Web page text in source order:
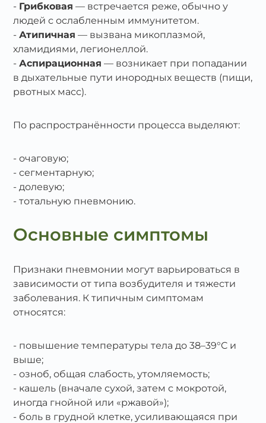
Грибковая — встречается реже, обычно у
людей с ослабленным иммунитетом.
Атипичная — вызвана микоплазмой,
хламидиями, легионеллой.
Аспирационная — возникает при попадании
в дыхательные пути инородных веществ (пищи,
рвотных масс).
По распространённости процесса выделяют:
очаговую;
сегментарную;
долевую;
тотальную пневмонию.
Основные симптомы
Признаки пневмонии могут варьироваться в
зависимости от типа возбудителя и тяжести
заболевания. К типичным симптомам
относятся:
повышение температуры тела до 38–39°C и
выше;
озноб, общая слабость, утомляемость;
кашель (вначале сухой, затем с мокротой,
иногда гнойной или «ржавой»);
боль в грудной клетке, усиливающаяся при